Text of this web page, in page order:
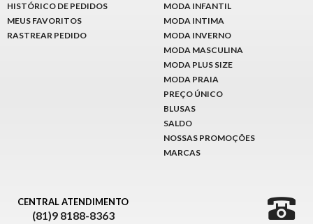
HISTÓRICO DE PEDIDOS
MEUS FAVORITOS
RASTREAR PEDIDO
MODA INFANTIL
MODA INTIMA
MODA INVERNO
MODA MASCULINA
MODA PLUS SIZE
MODA PRAIA
PREÇO ÚNICO
BLUSAS
SALDO
NOSSAS PROMOÇÕES
MARCAS
CENTRAL ATENDIMENTO
(81)9 8188-8363